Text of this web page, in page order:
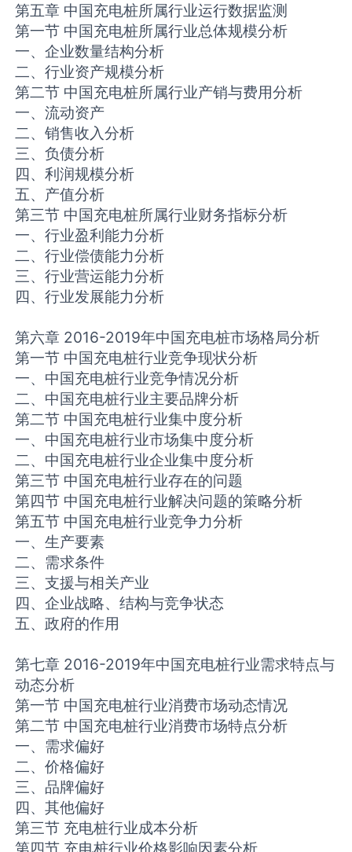
第五章 中国充电桩所属行业运行数据监测
第一节 中国充电桩所属行业总体规模分析
一、企业数量结构分析
二、行业资产规模分析
第二节 中国充电桩所属行业产销与费用分析
一、流动资产
二、销售收入分析
三、负债分析
四、利润规模分析
五、产值分析
第三节 中国充电桩所属行业财务指标分析
一、行业盈利能力分析
二、行业偿债能力分析
三、行业营运能力分析
四、行业发展能力分析
第六章 2016-2019年中国充电桩市场格局分析
第一节 中国充电桩行业竞争现状分析
一、中国充电桩行业竞争情况分析
二、中国充电桩行业主要品牌分析
第二节 中国充电桩行业集中度分析
一、中国充电桩行业市场集中度分析
二、中国充电桩行业企业集中度分析
第三节 中国充电桩行业存在的问题
第四节 中国充电桩行业解决问题的策略分析
第五节 中国充电桩行业竞争力分析
一、生产要素
二、需求条件
三、支援与相关产业
四、企业战略、结构与竞争状态
五、政府的作用
第七章 2016-2019年中国充电桩行业需求特点与
动态分析
第一节 中国充电桩行业消费市场动态情况
第二节 中国充电桩行业消费市场特点分析
一、需求偏好
二、价格偏好
三、品牌偏好
四、其他偏好
第三节 充电桩行业成本分析